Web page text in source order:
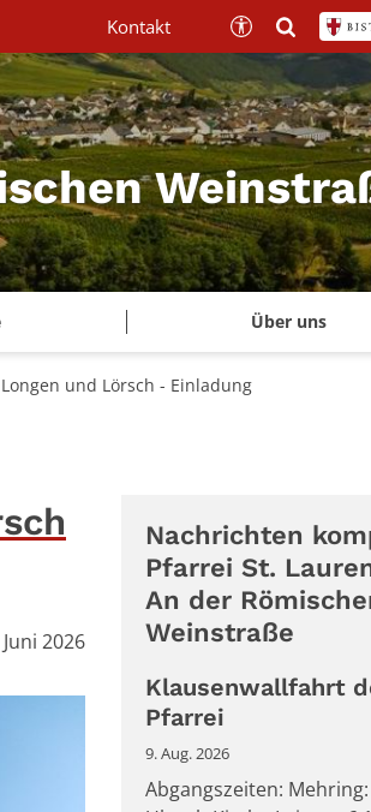
Über uns
Kontakt
und Lörsch - Einladung
2026
Nachrichten
Pfarrei St.
An der
Weinstraße
Klausenwallfahrt
Pfarrei
9. Aug. 2026
Abgangszeiten: